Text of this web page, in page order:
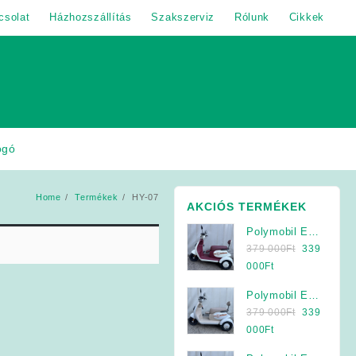
Házhozszállítás Szakszerviz Rólunk Cikkek
Home Termékek HY-07
AKCIÓS TERMÉKEK
Polymobil E-
MOB 40/A
Elektromos
Jármű (Krém-
Bordó)
379 000Ft Original
379
000Ft.
339
000FtCurrent
is:
339
000Ft.
Polymobil E-
MOB 40/A
Elektromos
379 000Ft Original
339
000FtCurrent